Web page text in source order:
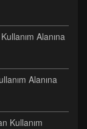
Alanına
Alanına
Kullanım